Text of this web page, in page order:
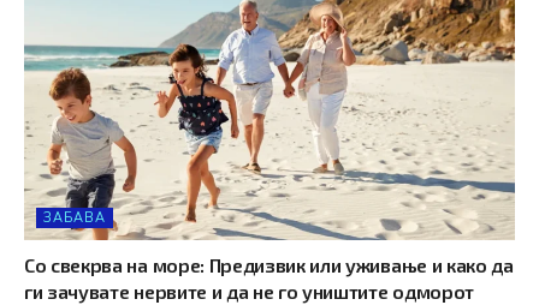
ЗАБАВА
Со свекрва на море: Предизвик или уживање и како да
ги зачувате нервите и да не го уништите одморот